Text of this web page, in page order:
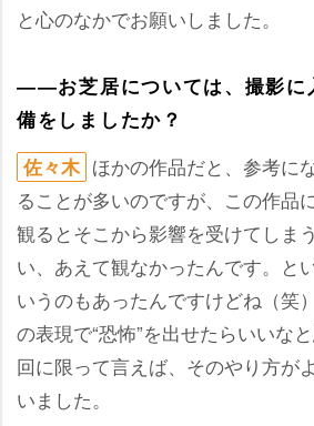
と心のなかでお願いしました。
――お芝居については、撮影に
備をしましたか？
佐々木 ほかの作品だと、参考に
ることが多いのですが、この作品
観るとそこから影響を受けてしま
い、あえて観なかったんです。と
いうのもあったんですけどね（笑
の表現で“恐怖”を出せたらいいな
回に限って言えば、そのやり方が
いました。